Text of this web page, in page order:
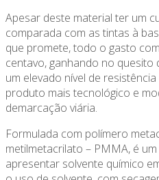
Apesar deste material ter um
comparada com as tintas à
que promete, todo o gasto
centavo, ganhando no quesito
um elevado nível de
produto mais tecnológico e
demarcação viária.
Formulada com polímero
metilmetacrilato – PMMA, é
apresentar solvente químico